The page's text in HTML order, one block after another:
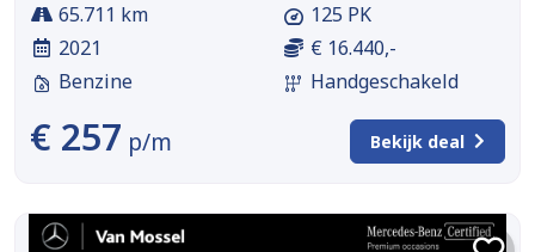
65.711 km
2021
Benzine
125 PK
€ 16.440,-
Handgeschakeld
€ 257 p/m Bekijk deal